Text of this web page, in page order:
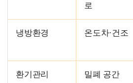
로
냉방환경 온도차·건조
환기관리 밀폐 공간